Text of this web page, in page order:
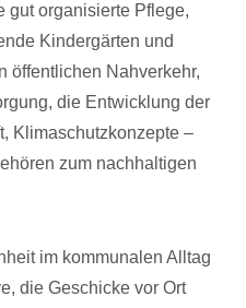
gut organisierte Pflege,
Kindergärten und
öffentlichen Nahverkehr,
die Entwicklung der
Klimaschutzkonzepte –
zum nachhaltigen
im kommunalen Alltag
die Geschicke vor Ort